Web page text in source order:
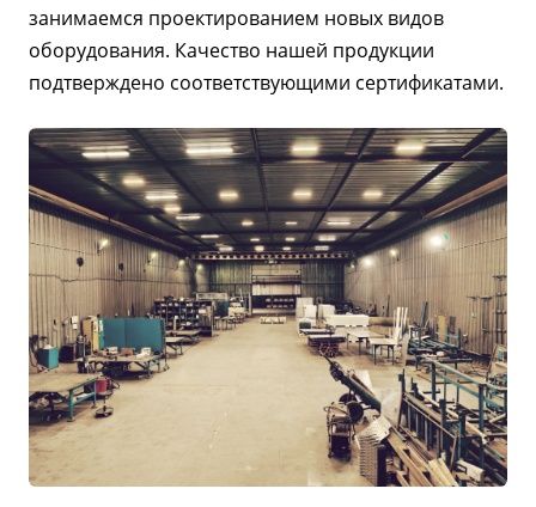
занимаемся проектированием новых видов
оборудования. Качество нашей продукции
подтверждено соответствующими сертификатами.